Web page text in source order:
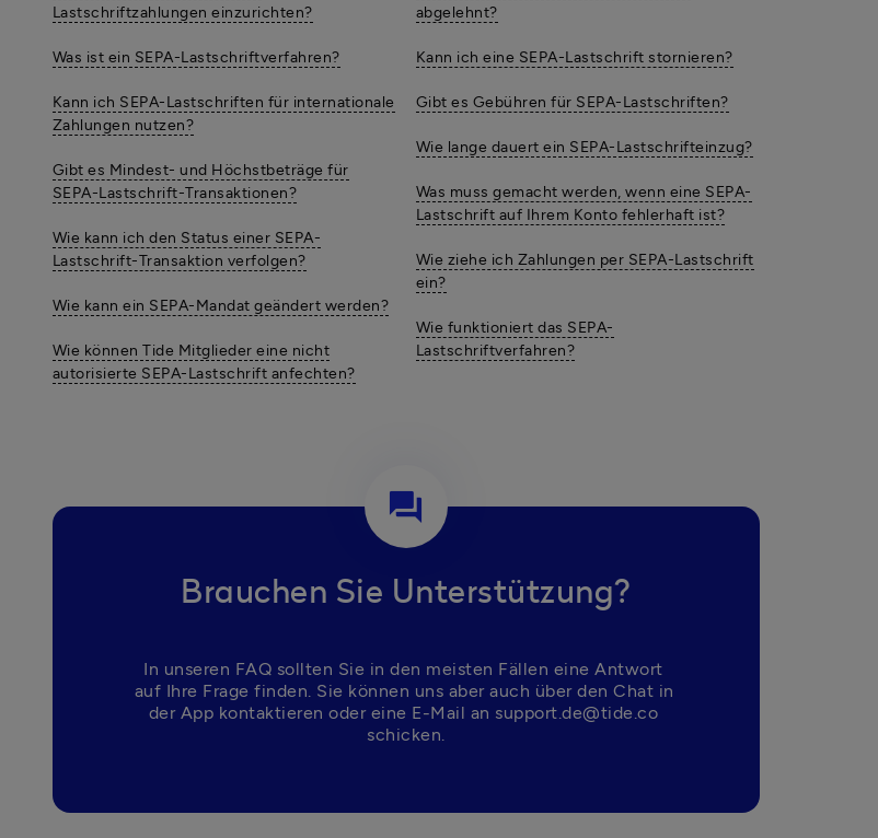
Lastschriftzahlungen einzurichten?
Was ist ein SEPA-Lastschriftverfahren?
Kann ich SEPA-Lastschriften für internationale
Zahlungen nutzen?
Gibt es Mindest- und Höchstbeträge für
SEPA-Lastschrift-Transaktionen?
Wie kann ich den Status einer SEPA-
Lastschrift-Transaktion verfolgen?
Wie kann ein SEPA-Mandat geändert werden?
Wie können Tide Mitglieder eine nicht
autorisierte SEPA-Lastschrift anfechten?
abgelehnt?
Kann ich eine SEPA-Lastschrift stornieren?
Gibt es Gebühren für SEPA-Lastschriften?
Wie lange dauert ein SEPA-Lastschrifteinzug?
Was muss gemacht werden, wenn eine SEPA-
Lastschrift auf Ihrem Konto fehlerhaft ist?
Wie ziehe ich Zahlungen per SEPA-Lastschrift
ein?
Wie funktioniert das SEPA-
Lastschriftverfahren?
question_answer
Brauchen Sie Unterstützung?
In unseren FAQ sollten Sie in den meisten Fällen eine Antwort
auf Ihre Frage finden. Sie können uns aber auch über den Chat in
der App kontaktieren oder eine E-Mail an support.de@tide.co
schicken.